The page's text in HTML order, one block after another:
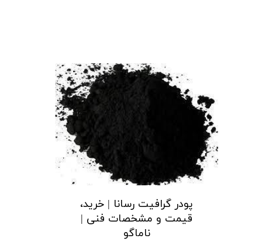
پودر گرافیت رسانا | خرید،
قیمت و مشخصات فنی |
ناماگو